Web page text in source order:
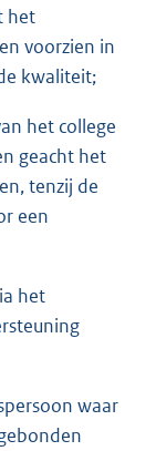
het
voorzien in
kwaliteit;
het college
geacht het
tenzij de
een
het
waar